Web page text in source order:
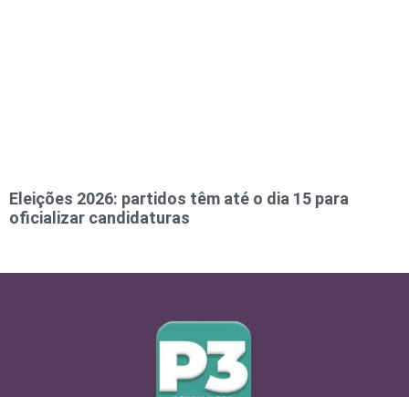
Eleições 2026: partidos têm até o dia 15 para
oficializar candidaturas